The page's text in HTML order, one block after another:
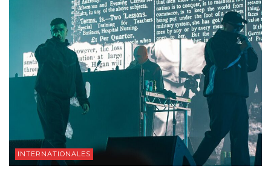
INTERNATIONALES